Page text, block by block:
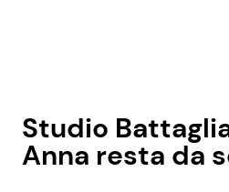
Pubblicità
Privacy Policy
Studio
Anna resta da